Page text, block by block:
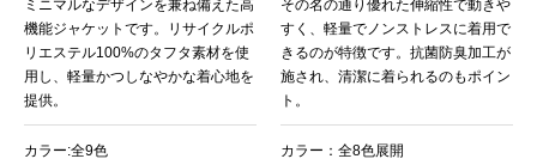
ミニマルなデザインを兼ね備えた高
機能ジャケットです。リサイクルポ
リエステル100%のタフタ素材を使
用し、軽量かつしなやかな着心地を
提供。
カラー:全9色
その名の通り優れた伸縮性で動きや
すく、軽量でノンストレスに着用で
きるのが特徴です。抗菌防臭加工が
施され、清潔に着られるのもポイン
ト。
カラー：全8色展開